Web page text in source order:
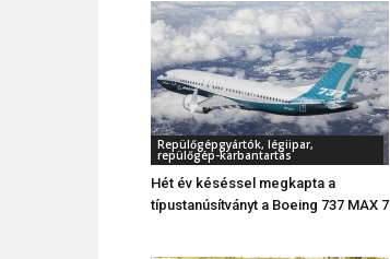
Repülőgépgyártók, légiipar,
repülőgép-karbantartás
Hét év késéssel megkapta a
típustanúsítványt a Boeing 737 MAX 7